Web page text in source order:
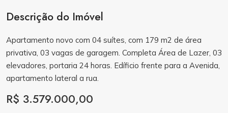
Descrição do Imóvel
Apartamento novo com 04 suítes, com 179 m2 de área
privativa, 03 vagas de garagem. Completa Área de Lazer, 03
elevadores, portaria 24 horas. Edíficio frente para a Avenida,
apartamento lateral a rua.
R$ 3.579.000,00